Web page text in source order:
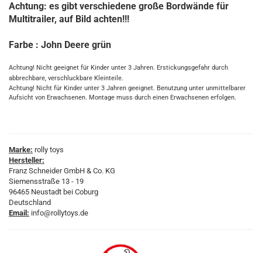
Achtung: es gibt verschiedene große Bordwände für
Multitrailer, auf Bild achten!!!
Farbe : John Deere grün
Achtung! Nicht geeignet für Kinder unter 3 Jahren. Erstickungsgefahr durch
abbrechbare, verschluckbare Kleinteile.
Achtung! Nicht für Kinder unter 3 Jahren geeignet. Benutzung unter unmittelbarer
Aufsicht von Erwachsenen. Montage muss durch einen Erwachsenen erfolgen.
Marke: rolly toys
Hersteller:
Franz Schneider GmbH & Co. KG
Siemensstraße 13 - 19
96465 Neustadt bei Coburg
Deutschland
Email: info@rollytoys.de